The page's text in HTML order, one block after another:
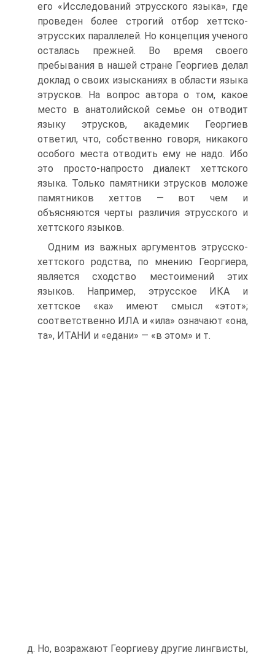
его «Исследований этрусского языка», где
проведен более строгий отбор хеттско-
этрусских параллелей. Но концепция ученого
осталась прежней. Во время своего
пребывания в нашей стране Георгиев делал
доклад о своих изысканиях в области языка
этрусков. На вопрос автора о том, какое
место в анатолийской семье он отводит
языку этрусков, академик Георгиев
ответил, что, собственно говоря, никакого
особого места отводить ему не надо. Ибо
это просто-напросто диалект хеттского
языка. Только памятники этрусков моложе
памятников хеттов — вот чем и
объясняются черты различия этрусского и
хеттского языков.
Одним из важных аргументов этрусско-
хеттского родства, по мнению Георгиера,
является сходство местоимений этих
языков. Например, этрусское ИКА и
хеттское «ка» имеют смысл «этот»;
соответственно ИЛА и «ила» означают «она,
та», ИТАНИ и «едани» — «в этом» и т.
д. Но, возражают Георгиеву другие лингвисты,